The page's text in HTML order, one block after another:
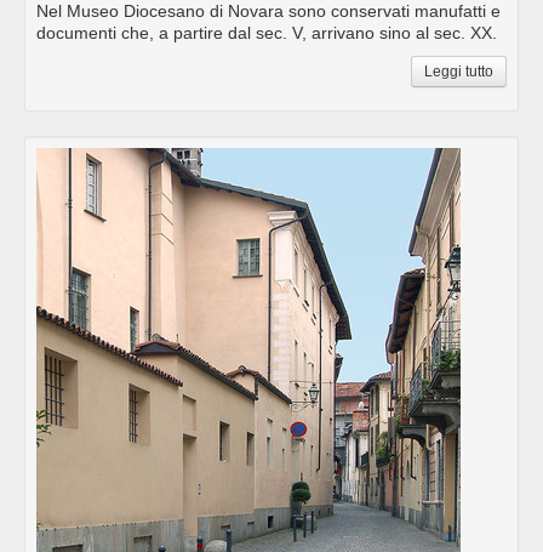
Nel Museo Diocesano di Novara sono conservati manufatti e
documenti che, a partire dal sec. V, arrivano sino al sec. XX.
Leggi tutto